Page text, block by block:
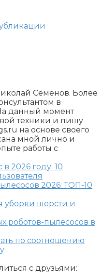
Семенов. Более
в
данный момент
техники и пишу
на основе своего
мной лично и
работы с
2026 году: 10
2026: ТОП-10
уборки шерсти и
роботов-пылесосов в
по соотношению
с друзьями: